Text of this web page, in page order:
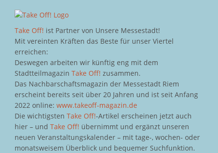
Take Off! ist Partner von Unsere Messestadt!
Mit vereinten Kräften das Beste für unser Viertel
erreichen:
Deswegen arbeiten wir künftig eng mit dem
Stadtteilmagazin Take Off! zusammen.
Das Nachbarschaftsmagazin der Messestadt Riem
erscheint bereits seit über 20 Jahren und ist seit Anfang
2022 online: www.takeoff-magazin.de
Die wichtigsten Take Off!-Artikel erscheinen jetzt auch
hier – und Take Off! übernimmt und ergänzt unseren
neuen Veranstaltungskalender – mit tage-, wochen- oder
monatsweisem Überblick und bequemer Suchfunktion.